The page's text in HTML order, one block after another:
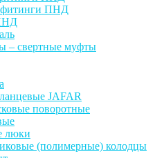
фитинги ПНД
– свертные муфты
JAFAR
поворотные
люки
(полимерные) колодцы